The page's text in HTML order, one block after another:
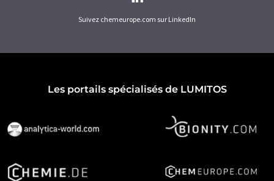
Suivez chemeurope.com sur LinkedIn
Les portails spécialisés de LUMITOS